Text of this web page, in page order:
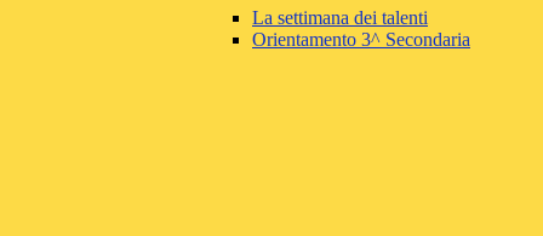
La settimana dei talenti
Orientamento 3^ Secondaria